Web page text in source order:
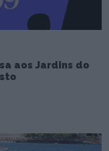
aos Jardins do